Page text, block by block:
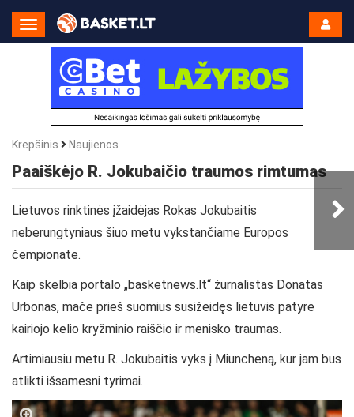
Toggle
Navigation
Krepšinis Naujienos
Paaiškėjo R. Jokubaičio traumos rimtumas
Lietuvos rinktinės įžaidėjas Rokas Jokubaitis
neberungtyniaus šiuo metu vykstančiame Europos
čempionate.
Kaip skelbia portalo „basketnews.lt“ žurnalistas Donatas
Urbonas, mače prieš suomius susižeidęs lietuvis patyrė
kairiojo kelio kryžminio raiščio ir menisko traumas.
Artimiausiu metu R. Jokubaitis vyks į Miuncheną, kur jam bus
atlikti išsamesni tyrimai.